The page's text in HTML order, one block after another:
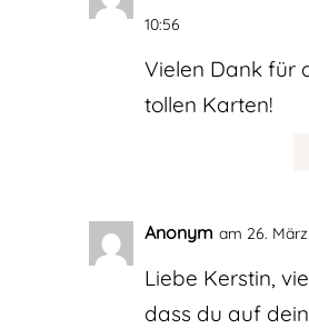
10:56
Vielen Dank für
tollen Karten!
Anonym am 26. März
Liebe Kerstin,
dass du auf